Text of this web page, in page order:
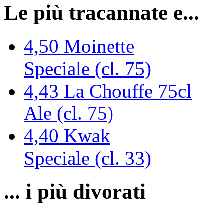
Le più tracannate e...
4,50 Moinette
Speciale (cl. 75)
4,43 La Chouffe 75cl
Ale (cl. 75)
4,40 Kwak
Speciale (cl. 33)
... i più divorati